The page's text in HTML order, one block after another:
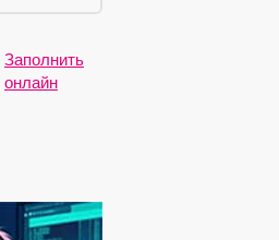
Заполнить
онлайн